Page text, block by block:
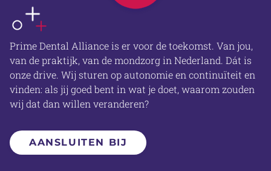
OVER ONS
Prime Dental Alliance is er voor de toekomst. Van jou,
van de praktijk, van de mondzorg in Nederland. Dát is
onze drive. Wij sturen op autonomie en continuïteit en
vinden: als jij goed bent in wat je doet, waarom zouden
wij dat dan willen veranderen?
AANSLUITEN BIJ